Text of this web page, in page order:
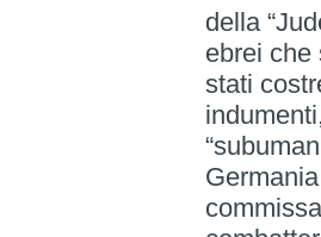
della
ebrei che
stati